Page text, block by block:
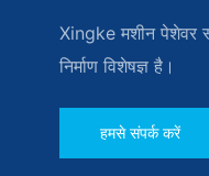
Xingke मशीन पेशेवर
निर्माण विशेषज्ञ है।
हमसे संपर्क करें